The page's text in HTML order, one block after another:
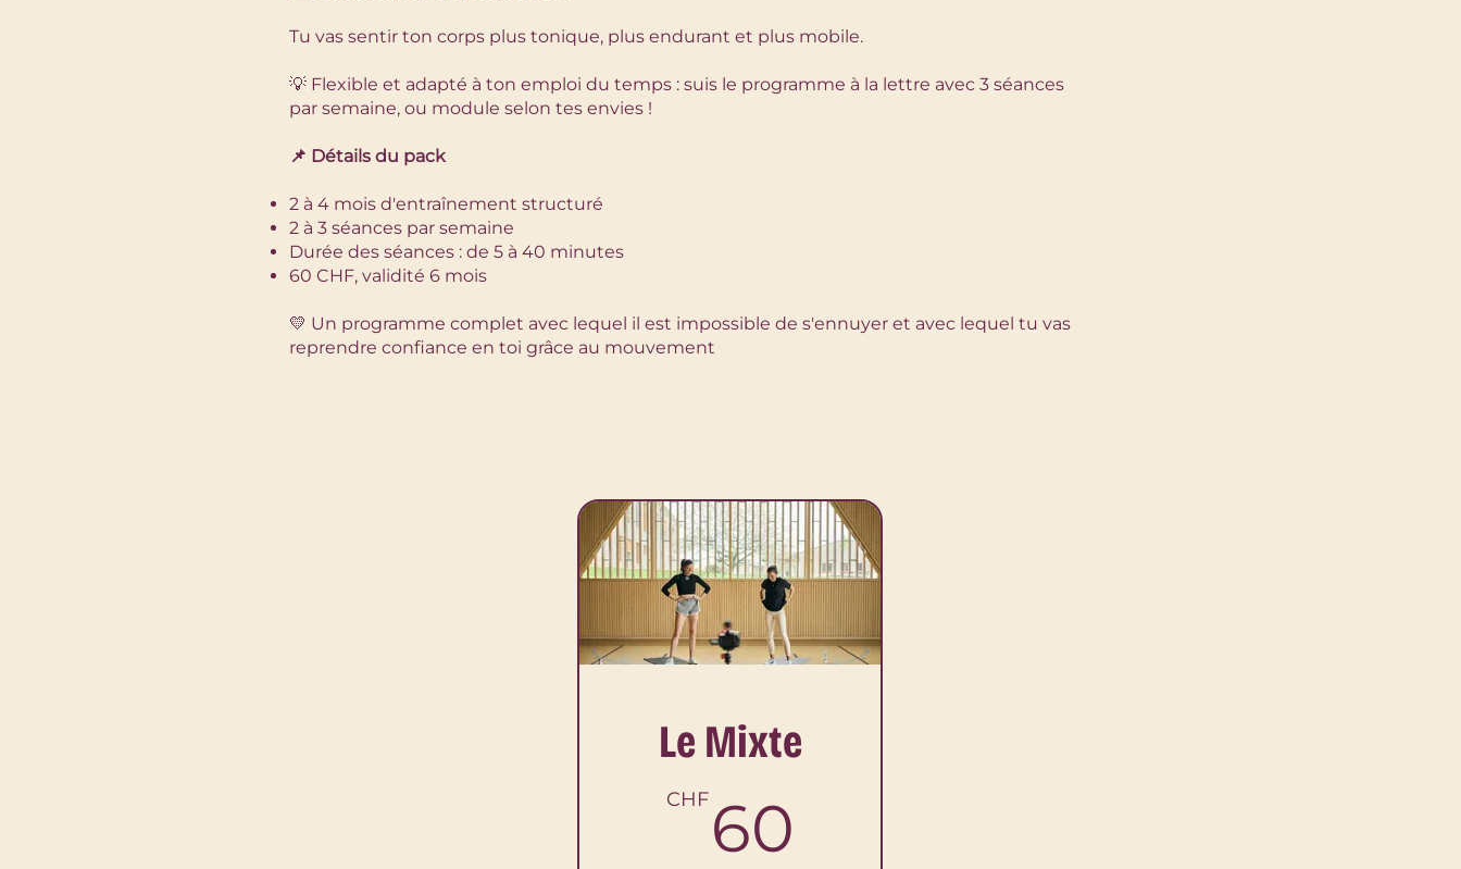
Tu vas sentir ton corps plus tonique, plus endurant et plus mobile.
💡 Flexible et adapté à ton emploi du temps : suis le programme à la lettre avec 3 séances
par semaine, ou module selon tes envies !
📌 Détails du pack
2 à 4 mois d'entraînement structuré
2 à 3 séances par semaine
Durée des séances : de 5 à 40 minutes
60 CHF, validité 6 mois
💛 Un programme complet avec lequel il est impossible de s'ennuyer et avec lequel tu vas
reprendre confiance en toi grâce au mouvement
Le Mixte
CHF 60